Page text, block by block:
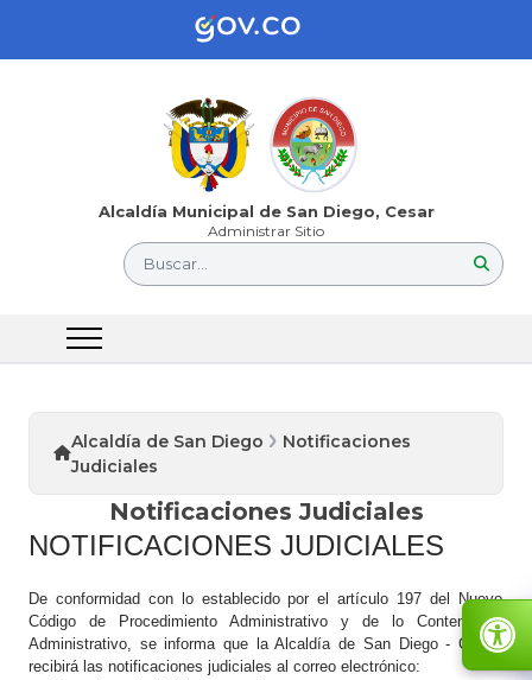
Alcaldía Municipal de San Diego, Cesar
Administrar Sitio
Buscar...
Alcaldía de San Diego
Notificaciones
Judiciales
Notificaciones Judiciales
​​NOTIFICACIONES JUDICIALES
​De conformidad con lo establecido por el artículo 197 del Nuevo
Código de Procedimiento Administrativo y de lo Contencioso
Administrativo, se informa que la Alcaldía de San Diego - Cesar,
recibirá las notificaciones judiciales al correo electrónico: